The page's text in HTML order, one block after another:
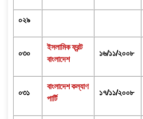
০২৯
০৩০
ইসলামিক ফ্রন্ট
বাংলাদেশ
১৬/১১/২০০৮
০৩১
বাংলাদেশ কল্যাণ
পার্টি
১৭/১১/২০০৮